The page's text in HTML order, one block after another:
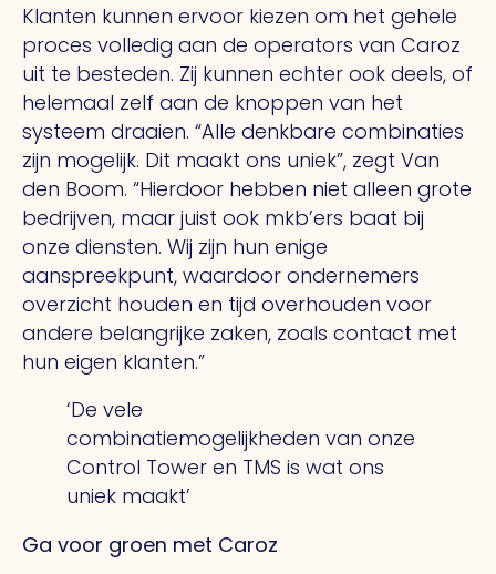
Klanten kunnen ervoor kiezen om het gehele
proces volledig aan de operators van Caroz
uit te besteden. Zij kunnen echter ook deels, of
helemaal zelf aan de knoppen van het
systeem draaien. “Alle denkbare combinaties
zijn mogelijk. Dit maakt ons uniek”, zegt Van
den Boom. “Hierdoor hebben niet alleen grote
bedrijven, maar juist ook mkb’ers baat bij
onze diensten. Wij zijn hun enige
aanspreekpunt, waardoor ondernemers
overzicht houden en tijd overhouden voor
andere belangrijke zaken, zoals contact met
hun eigen klanten.”
‘De vele
combinatiemogelijkheden van onze
Control Tower en TMS is wat ons
uniek maakt’
Ga voor groen met Caroz